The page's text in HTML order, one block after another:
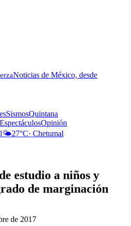
Noticias de México, desde
SismosQuintana
EspectáculosOpinión
🌤️27°C· Chetumal
estudio a niños y
de marginación
de 2017